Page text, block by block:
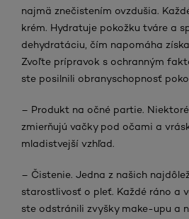
najmä znečistením ovzdušia.
krém. Hydratuje pokožku tváre a
dehydratáciu, čím napomáha
Zvoľte prípravok s ochranným
ste posilnili obranyschopnosť
– Produkt na očné partie.
zmierňujú vačky pod očami a
mladistvejší vzhľad.
– Čistenie. Jedna z našich
starostlivosť o pleť. Každé ráno a
ste odstránili zvyšky make-upu a